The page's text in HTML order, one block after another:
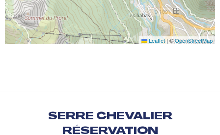
Leaflet|©OpenStreetMap
SERRE CHEVALIER
RÉSERVATION